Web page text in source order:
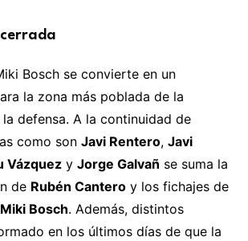
Bosch se convierte en un
la zona más poblada de la
defensa. A la continuidad de
como son Javi Rentero, Javi
Vázquezy Jorge Galvañ se suma la
de Rubén Canteroy los fichajes de
Miki Bosch. Además, distintos
en los últimos días de que la